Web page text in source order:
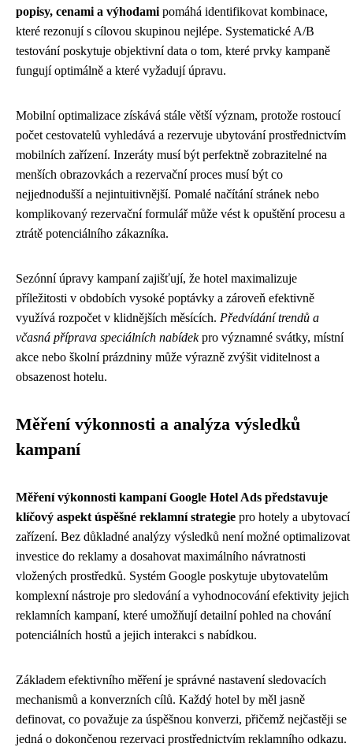
popisy, cenami a výhodami pomáhá identifikovat kombinace,
které rezonují s cílovou skupinou nejlépe. Systematické A/B
testování poskytuje objektivní data o tom, které prvky kampaně
fungují optimálně a které vyžadují úpravu.
Mobilní optimalizace získává stále větší význam, protože rostoucí
počet cestovatelů vyhledává a rezervuje ubytování prostřednictvím
mobilních zařízení. Inzeráty musí být perfektně zobrazitelné na
menších obrazovkách a rezervační proces musí být co
nejjednodušší a nejintuitivnější. Pomalé načítání stránek nebo
komplikovaný rezervační formulář může vést k opuštění procesu a
ztrátě potenciálního zákazníka.
Sezónní úpravy kampaní zajišťují, že hotel maximalizuje
příležitosti v obdobích vysoké poptávky a zároveň efektivně
využívá rozpočet v klidnějších měsících. Předvídání trendů a
včasná příprava speciálních nabídekpro významné svátky, místní
akce nebo školní prázdniny může výrazně zvýšit viditelnost a
obsazenost hotelu.
Měření výkonnosti a analýza výsledků
kampaní
Měření výkonnosti kampaní Google Hotel Ads představuje
klíčový aspekt úspěšné reklamní strategie pro hotely a ubytovací
zařízení. Bez důkladné analýzy výsledků není možné optimalizovat
investice do reklamy a dosahovat maximálního návratnosti
vložených prostředků. Systém Google poskytuje ubytovatelům
komplexní nástroje pro sledování a vyhodnocování efektivity jejich
reklamních kampaní, které umožňují detailní pohled na chování
potenciálních hostů a jejich interakci s nabídkou.
Základem efektivního měření je správné nastavení sledovacích
mechanismů a konverzních cílů. Každý hotel by měl jasně
definovat, co považuje za úspěšnou konverzi, přičemž nejčastěji se
jedná o dokončenou rezervaci prostřednictvím reklamního odkazu.